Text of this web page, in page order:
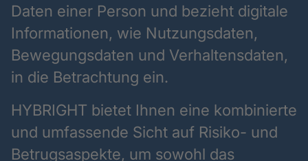
Daten einer Person und bezieht digitale
Informationen, wie Nutzungsdaten,
Bewegungsdaten und Verhaltensdaten,
in die Betrachtung ein.
HYBRIGHT bietet Ihnen eine kombinierte
und umfassende Sicht auf Risiko- und
Betrugsaspekte, um sowohl das